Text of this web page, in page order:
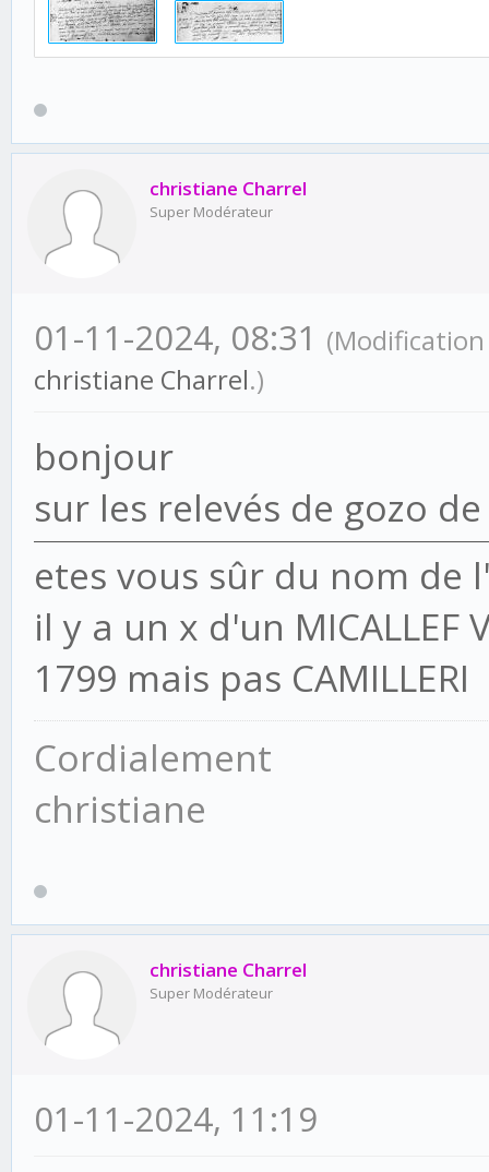
christiane Charrel
Super Modérateur
01-11-2024, 08:31
christiane Charrel.)
bonjour
sur les relevés de gozo
etes vous sûr du nom de
il y a un x d'un MICALLEF
1799 mais pas CAMILLERI
Cordialement
christiane
christiane Charrel
Super Modérateur
01-11-2024, 11:19